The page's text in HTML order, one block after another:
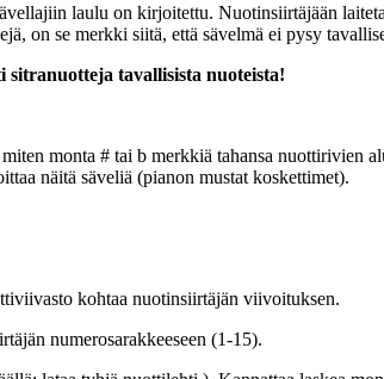
laulu on kirjoitettu. Nuotinsiirtäjään
on se merkki siitä, että sävelmä ei pysy
sitranuotteja tavallisista nuoteista!
monta # tai b merkkiä tahansa nuottirivien
näitä säveliä (pianon mustat koskettimet).
kohtaa nuotinsiirtäjän viivoituksen.
numerosarakkeeseen (1-15).